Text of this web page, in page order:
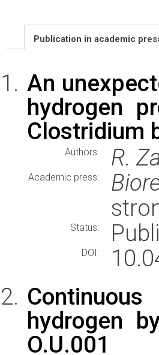
Publication in academic
An
hydrogen
Clostridium
Authors: R.
Academic press:
Status:
DOI:
hydrogen
O.U.001